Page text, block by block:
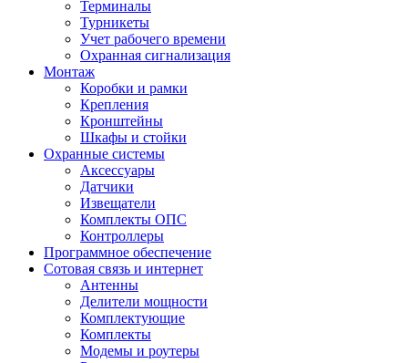
Терминалы
Турникеты
Учет рабочего времени
Охранная сигнализация
Монтаж
Коробки и рамки
Крепления
Кронштейны
Шкафы и стойки
Охранные системы
Аксессуары
Датчики
Извещатели
Комплекты ОПС
Контроллеры
Программное обеспечение
Сотовая связь и интернет
Антенны
Делители мощности
Комплектующие
Комплекты
Модемы и роутеры